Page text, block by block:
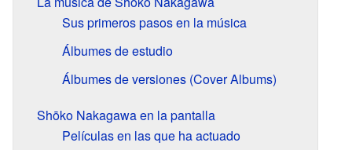
Sus primeros pasos en la música
Álbumes de estudio
Álbumes de versiones (Cover Albums)
Shōko Nakagawa en la pantalla
Películas en las que ha actuado